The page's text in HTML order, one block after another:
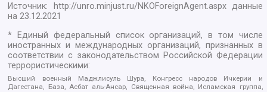
Источник: http://unro.minjust.ru/NKOForeignAgent.aspxданные
на23.12.2021
* Единый федеральный список организаций, в том числе
иностранных и международных организаций, признанных в
соответствии с законодательством Российской Федерации
террористическими:
Высший военный Маджлисуль Шура, Конгресс народов Ичкерии и
Дагестана, База, Асбат аль-Ансар, Священная война, Исламская группа,